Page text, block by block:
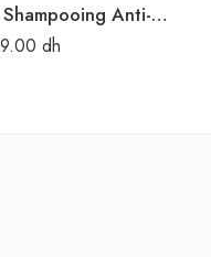
Cystiphane Shampooing Anti-chute
dh